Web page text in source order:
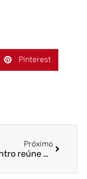
Pinterest
Próximo
Encontro reúne empresários para estabelecer relações comerciais / ES Hoje / Fucape